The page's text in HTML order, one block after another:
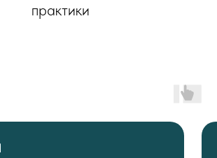
практики